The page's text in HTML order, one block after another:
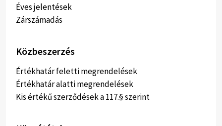
Éves jelentések
Zárszámadás
Közbeszerzés
Értékhatár feletti megrendelések
Értékhatár alatti megrendelések
Kis értékű szerződések a 117.§ szerint